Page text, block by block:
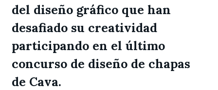
del diseño gráfico que han
desafiado su creatividad
participando en el último
concurso de diseño de chapas
de Cava.